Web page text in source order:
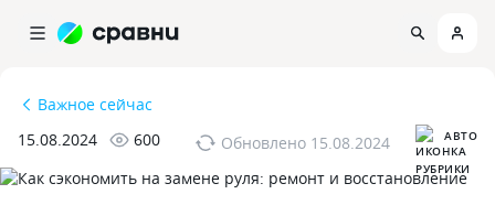
Важное сейчас
15.08.2024
600 Обновлено 15.08.2024 АВТО